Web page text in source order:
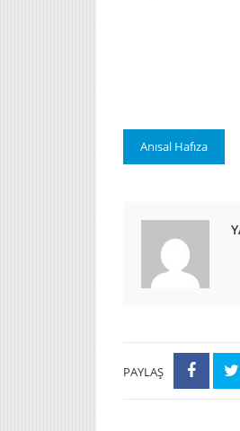
Anısal Hafıza
PAYLAŞ